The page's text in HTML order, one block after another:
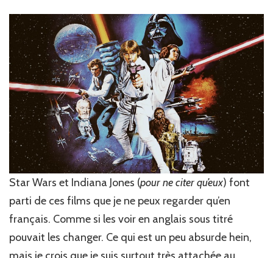
Star Wars et Indiana Jones (pour ne citer qu’eux) font
parti de ces films que je ne peux regarder qu’en
français. Comme si les voir en anglais sous titré
pouvait les changer. Ce qui est un peu absurde hein,
mais je crois que je suis surtout très attachée au